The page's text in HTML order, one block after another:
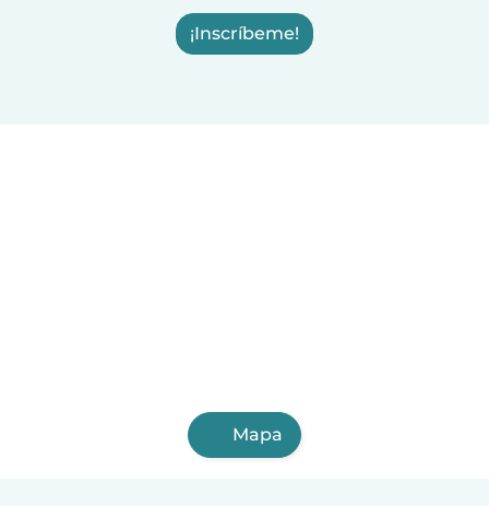
¡Inscríbeme!
Mapa